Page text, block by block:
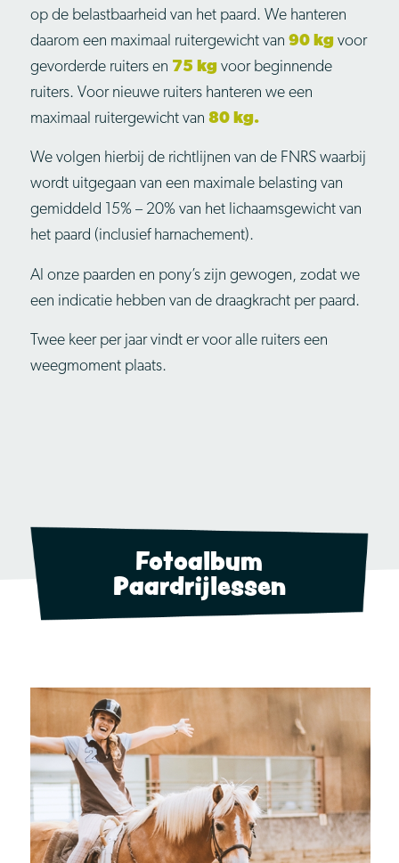
op de belastbaarheid van het paard. We hanteren
daarom een maximaal ruitergewicht van 90 kgvoor
gevorderde ruiters en 75 kgvoor beginnende
ruiters. Voor nieuwe ruiters hanteren we een
maximaal ruitergewicht van 80 kg.
We volgen hierbij de richtlijnen van de FNRS waarbij
wordt uitgegaan van een maximale belasting van
gemiddeld 15% – 20% van het lichaamsgewicht van
het paard (inclusief harnachement).
Al onze paarden en pony’s zijn gewogen, zodat we
een indicatie hebben van de draagkracht per paard.
Twee keer per jaar vindt er voor alle ruiters een
weegmoment plaats.
Fotoalbum
Paardrijlessen